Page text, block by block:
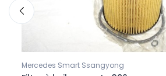
Mercedes Smart Ssangyong